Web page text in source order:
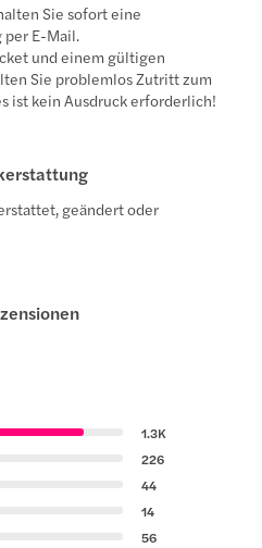
Sie sofort eine
per E-Mail.
und einem gültigen
Sie problemlos Zutritt zum
ist kein Ausdruck erforderlich!
geändert oder
1.3K
226
44
14
56